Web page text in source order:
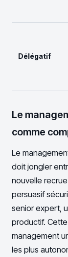
Délégatif
Le
comme
Le
doit jongler
nouvelle
persuasif
senior expert,
productif. Cette
management
les plus